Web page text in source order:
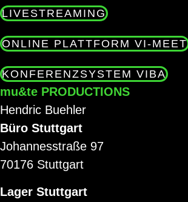
LIVESTREAMING
ONLINE PLATTFORM VI-MEET
KONFERENZSYSTEM VIBA
mu&te PRODUCTIONS
Hendric Buehler
Büro Stuttgart
Johannesstraße 97
70176 Stuttgart
Lager Stuttgart